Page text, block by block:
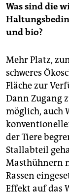
Was sind die
und bio?
Mehr Platz,
schweres
Fläche zur
Dann Zugang
möglich, auch
der Tiere
Stallabteil
Masthühnern
Rassen
Effekt auf das